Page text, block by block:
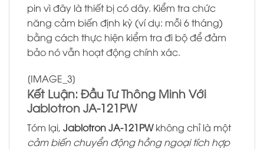
pin vì đây là thiết bị có dây. Kiểm tra chức
năng cảm biến định kỳ (ví dụ: mỗi 6 tháng)
bằng cách thực hiện kiểm tra đi bộ để đảm
bảo nó vẫn hoạt động chính xác.
[IMAGE_3]
Kết Luận: Đầu Tư Thông Minh Với
Jablotron JA-121PW
Tóm lại, Jablotron JA-121PWkhông chỉ là một
cảm biến chuyển động hồng ngoại tích hợp